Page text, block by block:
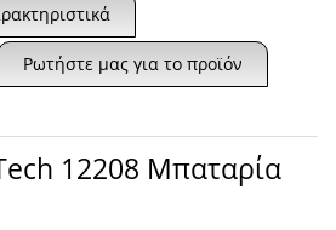
Ρωτήστε μας για το προϊόν
12208 Μπαταρία